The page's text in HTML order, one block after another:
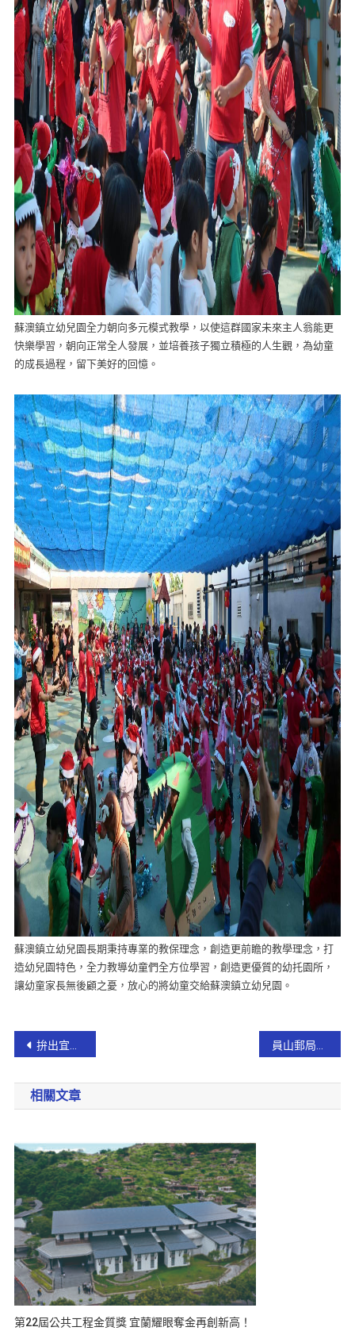
蘇澳鎮立幼兒園全力朝向多元模式教學，以使這群國家未來主人翁能更
快樂學習，朝向正常全人發展，並培養孩子獨立積極的人生觀，為幼童
的成長過程，留下美好的回憶。
蘇澳鎮立幼兒園長期秉持專業的教保理念，創造更前瞻的教學理念，打
造幼兒園特色，全力教導幼童們全方位學習，創造更優質的幼托園所，
讓幼童家長無後顧之憂，放心的將幼童交給蘇澳鎮立幼兒園。
拚出宜蘭好生活 林姿妙縣長就職周年報告
相關文章
第22屆公共工程金質獎 宜蘭耀眼奪金再創新高！